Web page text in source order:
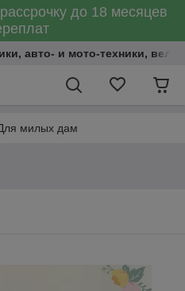
до 18 месяцев
авто- и мото-техники,
милых дам